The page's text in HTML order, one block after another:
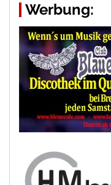
Werbung: